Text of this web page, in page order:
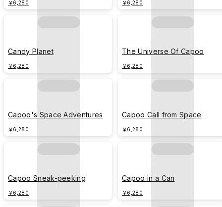
￥6,280 ￥6,280
Candy Planet
￥6,280
The Universe Of Capoo
￥6,280
Capoo's Space Adventures
￥6,280
Capoo Call from Space
￥6,280
Capoo Sneak-peeking
￥6,280
Capoo in a Can
￥6,280